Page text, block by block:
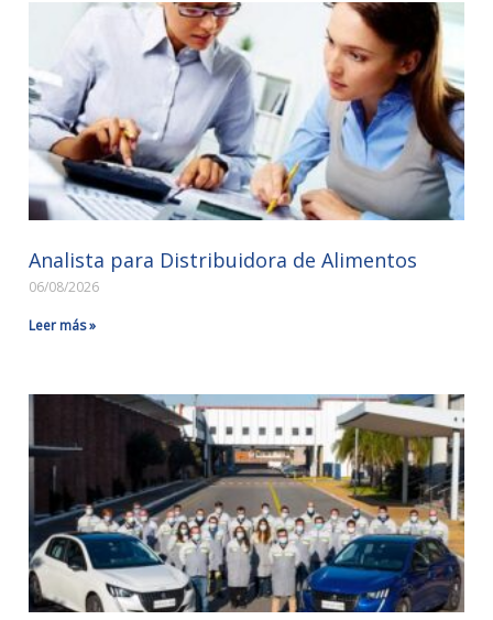
Analista para Distribuidora de Alimentos
06/08/2026
Leer más »